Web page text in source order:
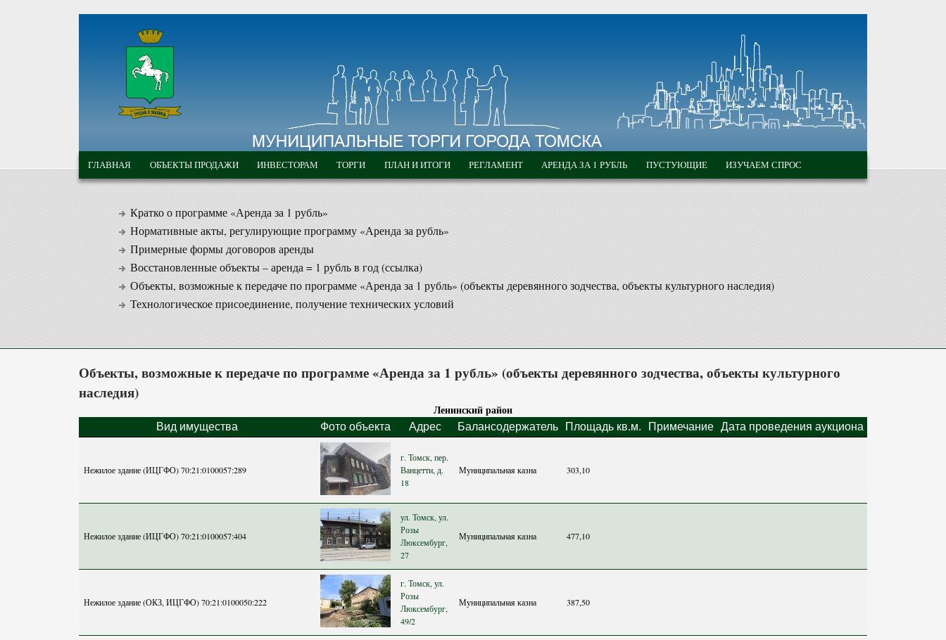
МУНИЦИПАЛЬНЫЕ
ТОРГИ ГОРОДА
ТОМСКА
ГЛАВНОЕ МЕНЮ
ГЛАВНАЯ ОБЪЕКТЫ ПРОДАЖИ ИНВЕСТОРАМ ТОРГИ ПЛАН И ИТОГИ РЕГЛАМЕНТ АРЕНДА ЗА 1 РУБЛЬ ПУСТУЮЩИЕ ИЗУЧАЕМ СПРОС
Кратко о программе «Аренда за 1 рубль»
Нормативные акты, регулирующие программу «Аренда за рубль»
Примерные формы договоров аренды
Восстановленные объекты – аренда = 1 рубль в год (ссылка)
Объекты, возможные к передаче по программе «Аренда за 1 рубль» (объекты деревянного зодчества, объекты культурного наследия)
Технологическое присоединение, получение технических условий
Объекты, возможные к передаче по программе «Аренда за 1 рубль» (объекты деревянного зодчества, объекты культурного
наследия)
Ленинский район
Вид имущества Фото объекта Адрес Балансодержатель Площадь кв.м. Примечание Дата проведения аукциона
Нежилое здание (ИЦГФО) 70:21:0100057:289
г. Томск, пер.
Ванцетти, д.
18
Муниципальная казна 303,10
Нежилое здание (ИЦГФО) 70:21:0100057:404
ул. Томск, ул.
Розы
Люксембург,
27
Муниципальная казна 477,10
Нежилое здание (ОКЗ, ИЦГФО) 70:21:0100050:222
г. Томск, ул.
Розы
Люксембург,
49/2
Муниципальная казна 387,50